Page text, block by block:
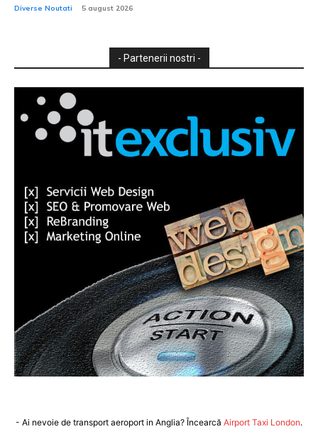
Diverse Noutati 5 august 2026
- Partenerii nostri -
- Ai nevoie de transport aeroport in Anglia? Încearcă Airport Taxi London.